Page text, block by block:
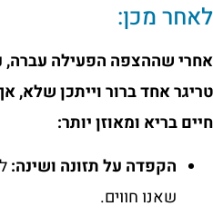
לאחר מכן:
אחרי שההצפה הפעילה עברה,
טריגר אחד ברור וייתכן שלא,
חיים בריא ומאוזן יותר:
הקפדה על תזונה ושינה:
שאנו חווים.